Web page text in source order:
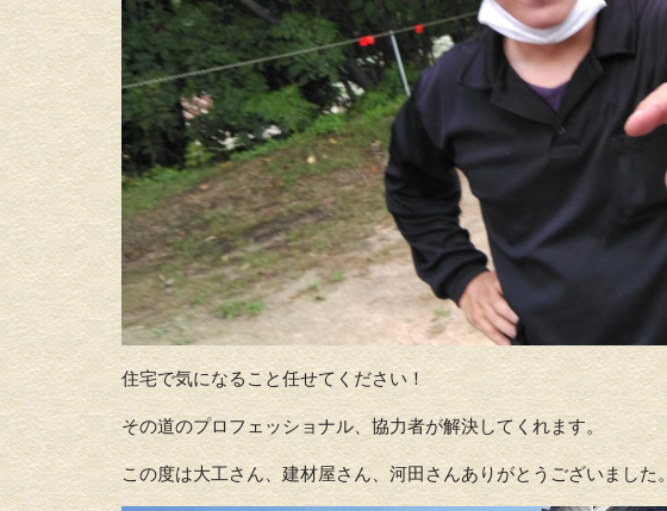
住宅で気になること任せてください！
その道のプロフェッショナル、協力者が解決してくれます。
この度は大工さん、建材屋さん、河田さんありがとうございました。